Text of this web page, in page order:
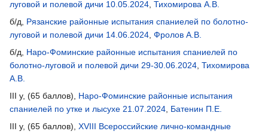
луговой и полевой дичи 10.05.2024 Тихомирова А.В.
б/д, Рязанские районные испытания спаниелей по болотно-
луговой и полевой дичи 14.06.2024 Фролов А.В.
б/д, Наро-Фоминские районные испытания спаниелей по
болотно-луговой и полевой дичи 29-30.06.2024 Тихомирова
А.В.
III у, (65 баллов), Наро-Фоминские районные испытания
спаниелей по утке и лысухе 21.07.2024 Батенин П.Е.
III у, (65 баллов), XVIII Всероссийские лично-командные